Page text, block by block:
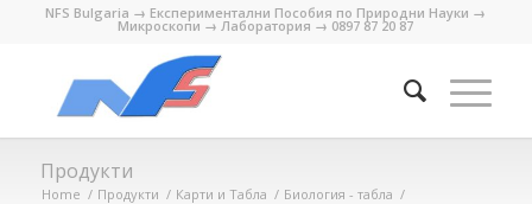
NFS Bulgaria → Експериментални Пособия по Природни Науки →
Микроскопи → Лаборатория → 0897 87 20 87
Продукти
Home / Продукти / Карти и Табла / Биология - табла /